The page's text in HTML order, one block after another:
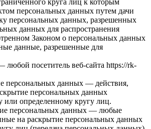
круга лиц к которым
персональных данных путем дачи
персональных данных, разрешенных
данных для распространения
Законом о персональных данных
данные, разрешенные для
любой посетитель веб-сайта https://rk-
персональных данных — действия,
персональных данных
или определенному кругу лиц.
персональных данных — любые
на раскрытие персональных данных